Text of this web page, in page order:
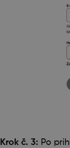
Krok č. 3: Po